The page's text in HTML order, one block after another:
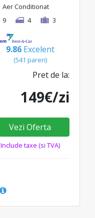
Aer Conditionat
9
4 3
9.86 Excelent
(541 pareri)
Pret de la:
149€/zi
Vezi Oferta
Include taxe (si TVA)